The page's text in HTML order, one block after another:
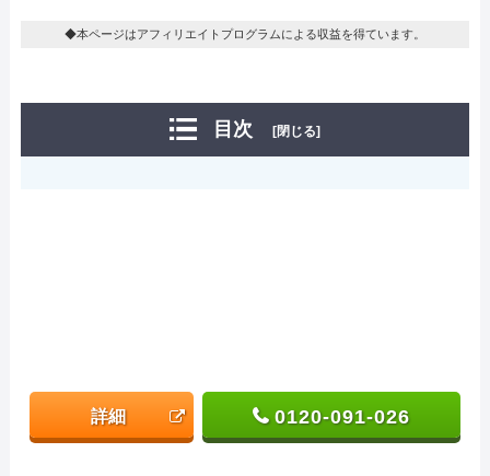
◆本ページはアフィリエイトプログラムによる収益を得ています。
目次 [閉じる]
詳細 0120-091-026